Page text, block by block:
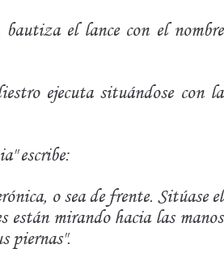
el lance con el nombre
ejecuta situándose con la
escribe:
o sea de frente. Sitúase el
están mirando hacia las manos
piernas".